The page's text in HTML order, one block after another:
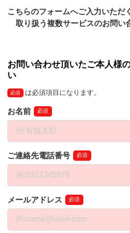
こちらのフォームへご入力いただ
取り扱う複数サービスのお問
お問い合わせ頂いたご本人様
い
必須 は必須項目になります。
お名前 必須
ご連絡先電話番号 必須
メールアドレス 必須